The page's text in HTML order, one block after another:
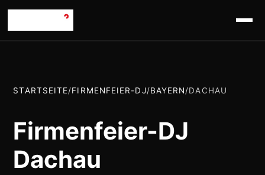
STARTSEITE/FIRMENFEIER-DJ/BAYERN/DACHAU
Firmenfeier-DJ
Dachau